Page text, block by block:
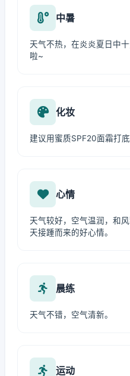
中暑
天气不热，在炎炎夏日中
啦~
化妆
建议用蜜质SPF20面霜打
心情
天气较好，空气温润，和
天接踵而来的好心情。
晨练
天气不错，空气清新。
运动